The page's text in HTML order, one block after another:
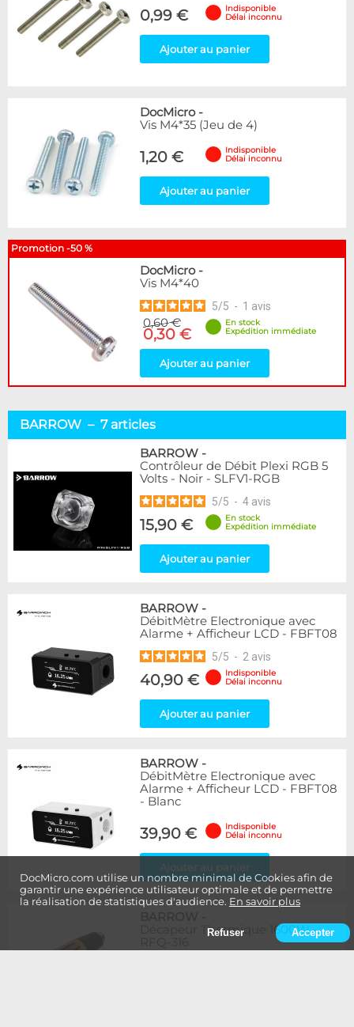
DocMicro.com utilise un nombre minimal de Cookies afin de
garantir une expérience utilisateur optimale et de permettre
la réalisation de statistiques d'audience. En savoir plus
Refuser Accepter
0,99 €
Indisponible
Délai inconnu
Ajouter au panier
DocMicro-
Vis M4*35 (Jeu de 4)
1,20 €
Indisponible
Délai inconnu
Ajouter au panier
Promotion -50 %
DocMicro-
Vis M4*40
5/5 - 1 avis
0,60 €
0,30 €
En stock
Expédition immédiate
Ajouter au panier
BARROW – 7 articles
BARROW -
Contrôleur de Débit Plexi RGB 5
Volts - Noir - SLFV1-RGB
5/5 - 4 avis
15,90 €
En stock
Expédition immédiate
Ajouter au panier
BARROW -
DébitMètre Electronique avec
Alarme + Afficheur LCD - FBFT08
5/5 - 2 avis
40,90 €
Indisponible
Délai inconnu
Ajouter au panier
BARROW -
DébitMètre Electronique avec
Alarme + Afficheur LCD - FBFT08
- Blanc
39,90 €
Indisponible
Délai inconnu
Ajouter au panier
Décapeur Thermique 1600W -